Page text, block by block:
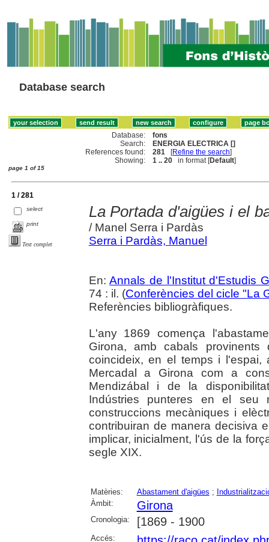
Database search
Database:
fons
Search:
ENERGIA ELECTRICA []
References found:
281 [Refine the search]
Showing:
1 .. 20 in format [Default]
page 1 of 15
1 / 281
select
print
Text complet
La Portada d'aigües i el
/ Manel Serra i Pardàs
Serra i Pardàs, Manuel
En:Annals de l'Institut d'Estudis
74 : il. (Conferències del cicle "La
Referències bibliogràfiques.
L'any 1869 comença
Girona, amb cabals
coincideix, en el temps i l'espai,
Mercadal a Girona com a
Mendizábal i de la
Indústries punteres en el seu
construccions mecàniques i
contribuiran de manera decisiva
implicar, inicialment, l'ús de la
segle XIX.
Matèries: Abastament d'aigües ;
Àmbit:
Girona
Cronologia: [1869 - 1900
Accés: